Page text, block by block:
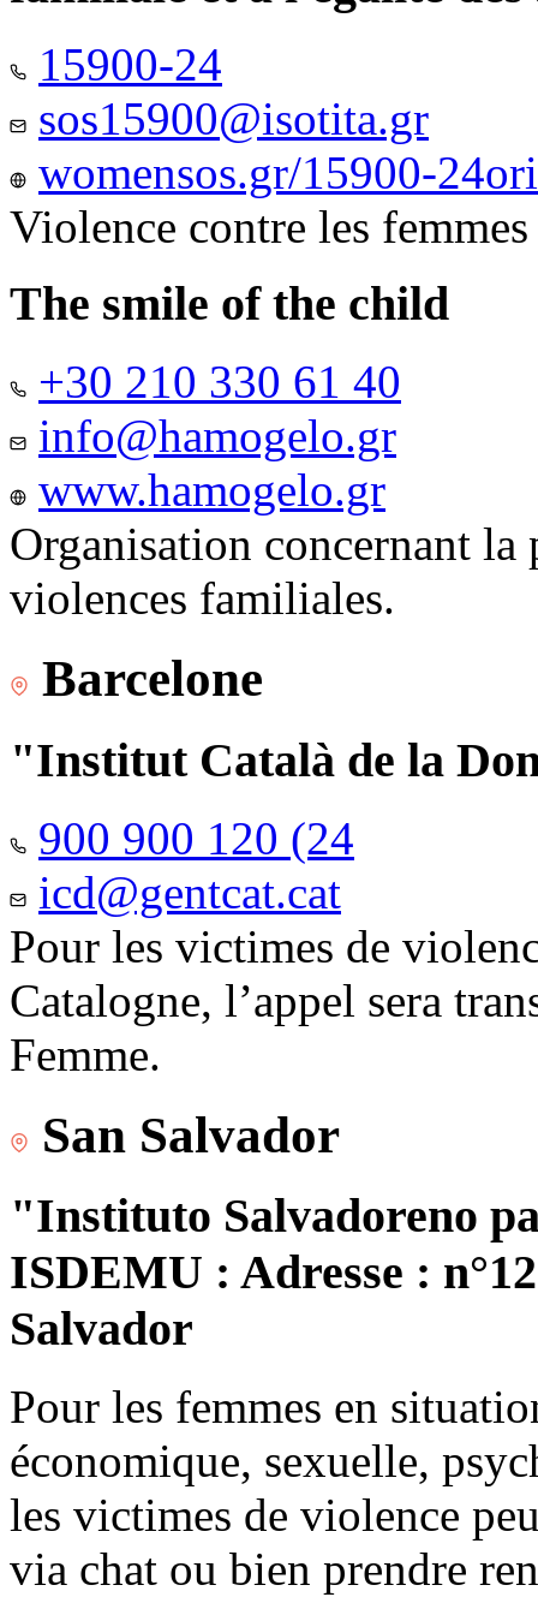
15900-24
sos15900@isotita.gr
womensos.gr/15900-
Violence contre les femmes
The smile of the child
+30 210 330 61 40
info@hamogelo.gr
www.hamogelo.gr
Organisation concernant
violences familiales.
Barcelone
"Institut Català de la
900 900 120 (24
icd@gentcat.cat
Pour les victimes de
Catalogne, l’appel sera
Femme.
San Salvador
"Instituto Salvadoreno
ISDEMU : Adresse :
Salvador
Pour les femmes en
économique, sexuelle,
les victimes de violence
via chat ou bien prendre